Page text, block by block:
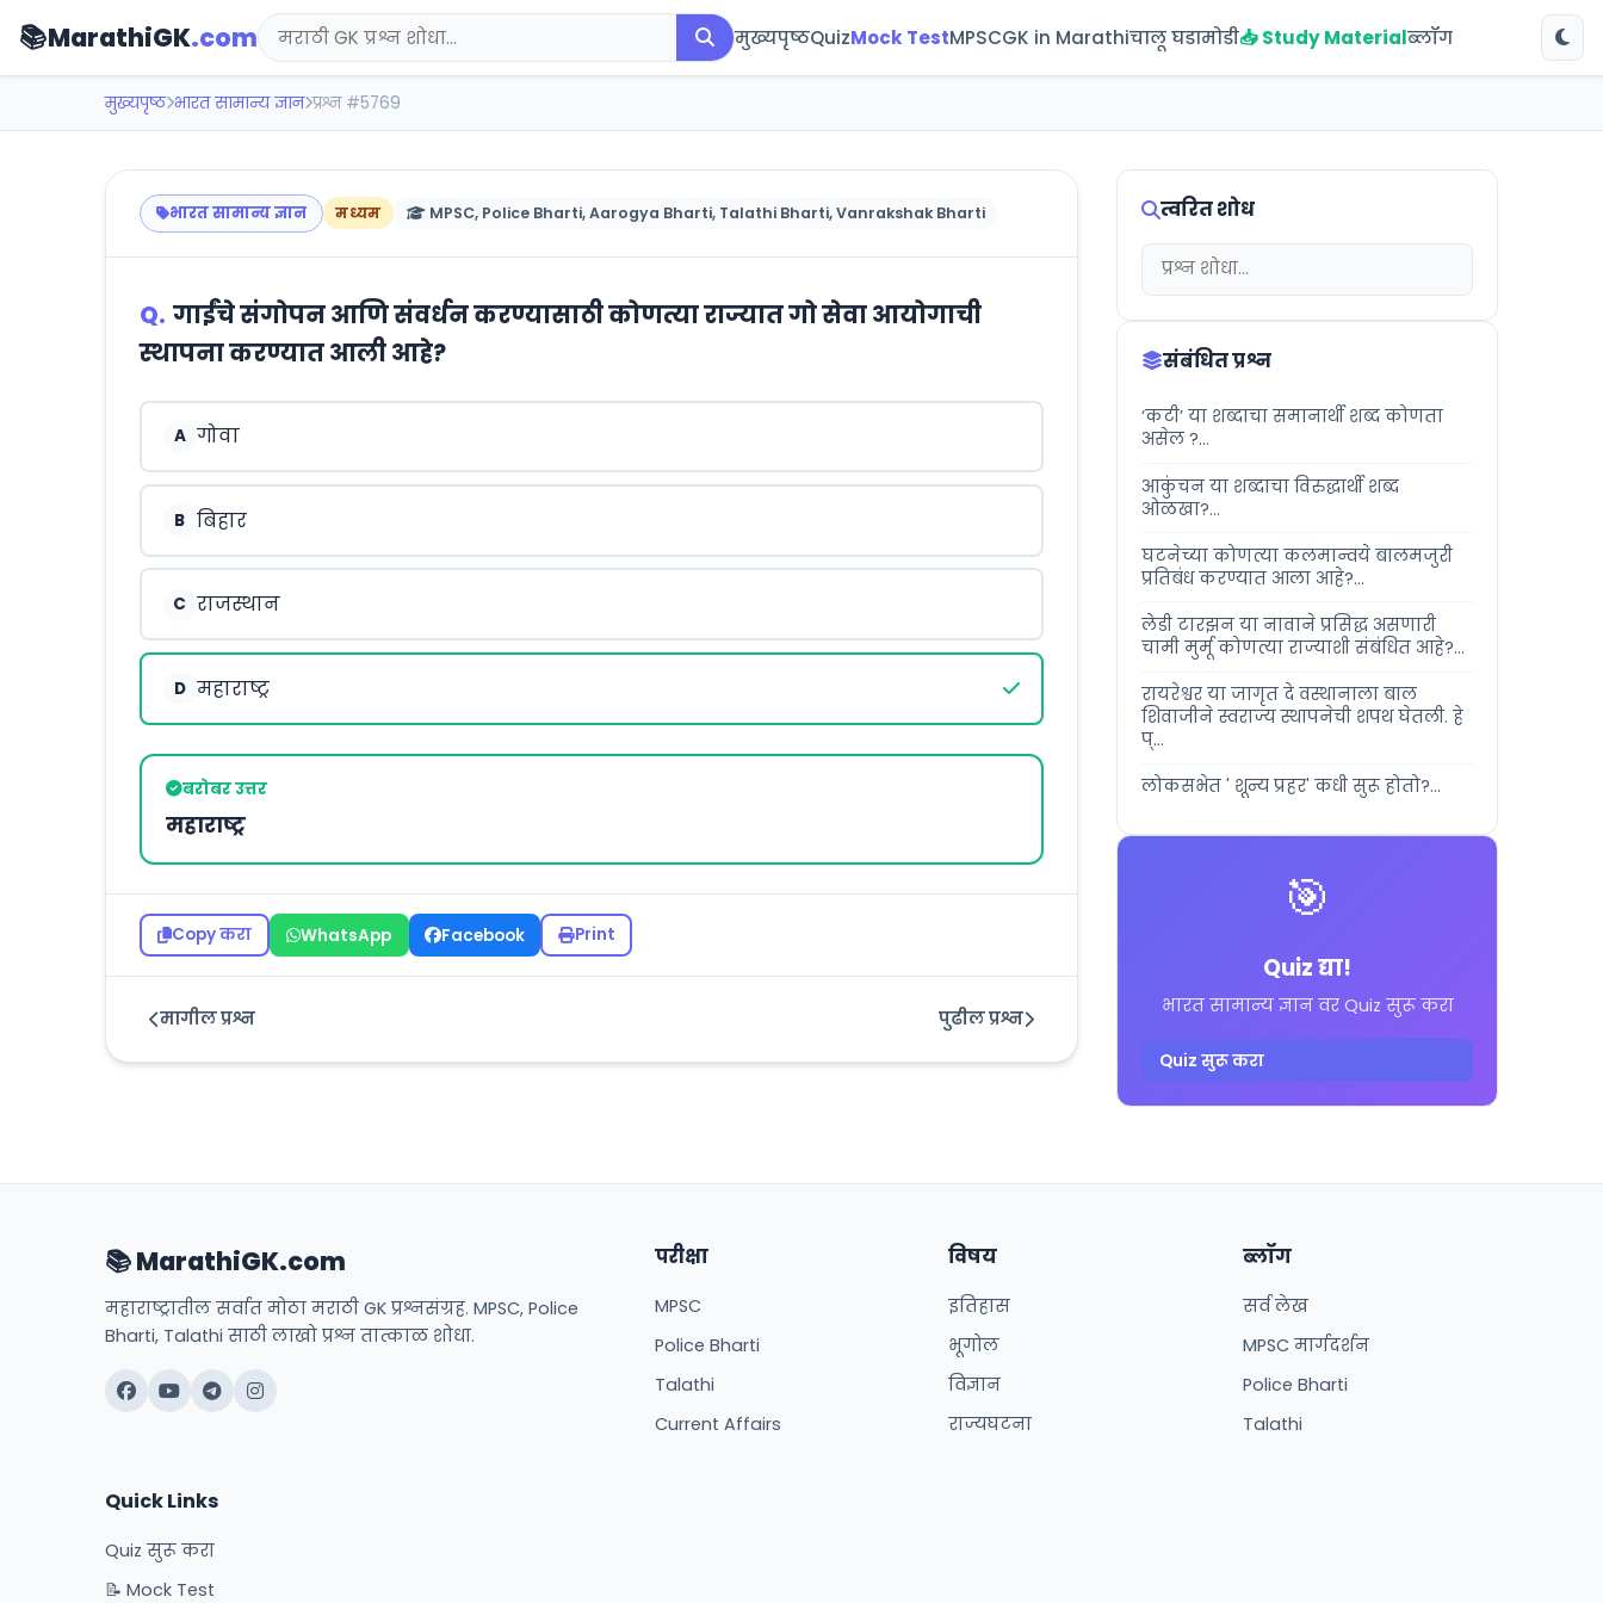
📚MarathiGK.com मुख्यपृष्ठQuizMock TestMPSCGK in Marathiचालू घडामोडी📥 Study Materialब्लॉग
मुख्यपृष्ठ भारत सामान्य ज्ञान प्रश्न #5769
भारत सामान्य ज्ञान मध्यम MPSC, Police Bharti, Aarogya Bharti, Talathi Bharti, Vanrakshak Bharti
Q. गाईंचे संगोपन आणि संवर्धन करण्यासाठी कोणत्या राज्यात गो सेवा आयोगाची
स्थापना करण्यात आली आहे?
A गोवा
B बिहार
C राजस्थान
D महाराष्ट्र
बरोबर उत्तर
महाराष्ट्र
Copy करा WhatsApp Facebook Print
मागील प्रश्न पुढील प्रश्न
त्वरित शोध
संबंधित प्रश्न
‘कटी’ या शब्दाचा समानार्थी शब्द कोणता
असेल ?...
आकुंचन या शब्दाचा विरुद्धार्थी शब्द
ओळखा?...
घटनेच्या कोणत्या कलमान्वये बालमजुरी
प्रतिबंध करण्यात आला आहे?...
लेडी टारझन या नावाने प्रसिद्ध असणारी
चामी मुर्मू कोणत्या राज्याशी संबंधित आहे?...
रायरेश्वर या जागृत दे वस्थानाला बाल
शिवाजीने स्वराज्य स्थापनेची शपथ घेतली. हे
प्...
लोकसभेत ' शून्य प्रहर' कधी सुरू होतो?...
🎯
Quiz द्या!
भारत सामान्य ज्ञान वर Quiz सुरू करा
Quiz सुरू करा
📚 MarathiGK.com
महाराष्ट्रातील सर्वात मोठा मराठी GK प्रश्नसंग्रह. MPSC, Police
Bharti, Talathi साठी लाखो प्रश्न तात्काळ शोधा.
परीक्षा
MPSC
Police Bharti
Talathi
Current Affairs
विषय
इतिहास
भूगोल
विज्ञान
राज्यघटना
ब्लॉग
सर्व लेख
MPSC मार्गदर्शन
Police Bharti
Talathi
Quick Links
Quiz सुरू करा
📝 Mock Test